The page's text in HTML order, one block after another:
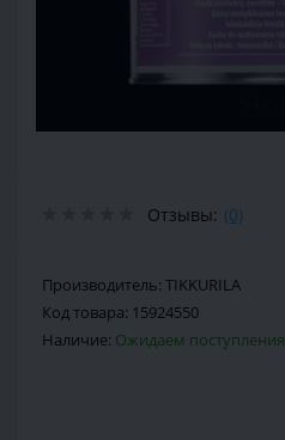
Отзывы: (0)
Производитель: TIKKURILA
Код товара: 15924550
Наличие: Ожидаем поступления